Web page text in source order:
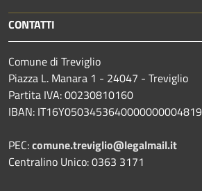
CONTATTI
Comune di Treviglio
Piazza L. Manara 1 - 24047 - Treviglio
Partita IVA: 00230810160
IBAN: IT16Y0503453640000000004819
PEC:comune.treviglio@legalmail.it
Centralino Unico: 0363 3171